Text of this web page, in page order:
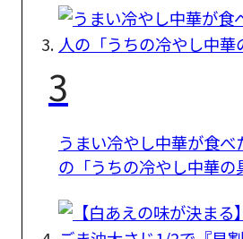
3
うまい冷やし中華が食
の「うちの冷やし中華の